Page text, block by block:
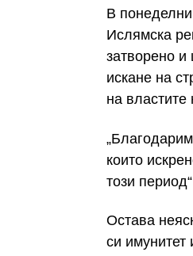
В
Ислямска
затворено
искане на
на властите
които
този
Остава
си